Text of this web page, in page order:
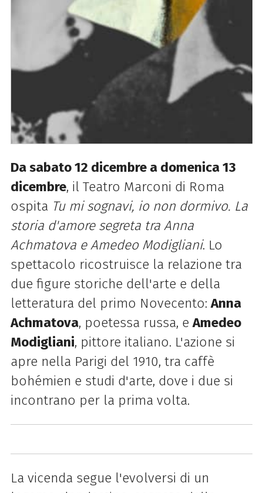
Da sabato 12 dicembre a domenica 13
dicembre, il Teatro Marconi di Roma
ospita Tu mi sognavi, io non dormivo. La
storia d'amore segreta tra Anna
Achmatova e Amedeo Modigliani. Lo
spettacolo ricostruisce la relazione tra
due figure storiche dell'arte e della
letteratura del primo Novecento:Anna
Achmatova, poetessa russa, eAmedeo
Modigliani, pittore italiano. L'azione si
apre nella Parigi del 1910, tra caffè
bohémien e studi d'arte, dove i due si
incontrano per la prima volta.
La vicenda segue l'evolversi di un